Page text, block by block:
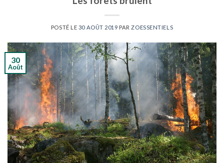
POSTÉ LE 30 AOÛT 2019 PARZOESSENTIELS
30
Août